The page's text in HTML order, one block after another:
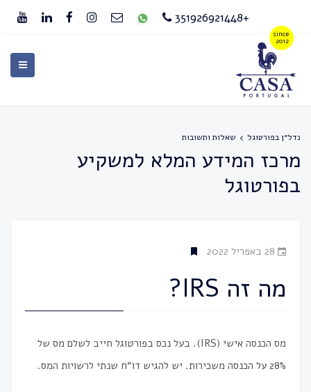
+351926921448
נדל״ן בפורטוגל שאלות ותשובות
מרכז המידע המלא למשקיע
בפורטוגל
28 באפריל 2022
מה זה IRS?
מס הכנסה אישי (IRS). בעל נכס בפורטוגל חייב לשלם מס של
28% על הכנסה משכירות. יש להגיש דו״ח שנתי לרשויות המס.